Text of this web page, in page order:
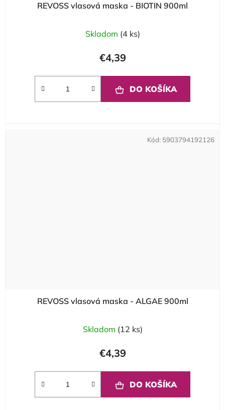
REVOSS vlasová maska - BIOTIN 900ml
Skladom (4 ks)
€4,39
DO KOŠÍKA
REVOSS vlasová maska - ALGAE 900ml
Skladom (12 ks)
€4,39
DO KOŠÍKA
Kód: 5903794192126